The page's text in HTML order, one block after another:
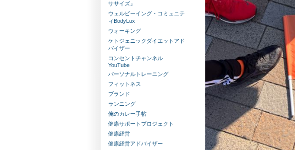
ササイズ』
ウェルビーイング・コミュニテ
ィBodyLux
ウォーキング
ケトジェニックダイエットアド
バイザー
コンセントチャンネル
YouTube
パーソナルトレーニング
フィットネス
ブランド
ランニング
俺のカレー手帖
健康サポートプロジェクト
健康経営
健康経営アドバイザー